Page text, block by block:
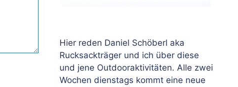
Hier reden Daniel Schöberl aka
Rucksackträger und ich über diese
und jene Outdooraktivitäten. Alle zwei
Wochen dienstags kommt eine neue